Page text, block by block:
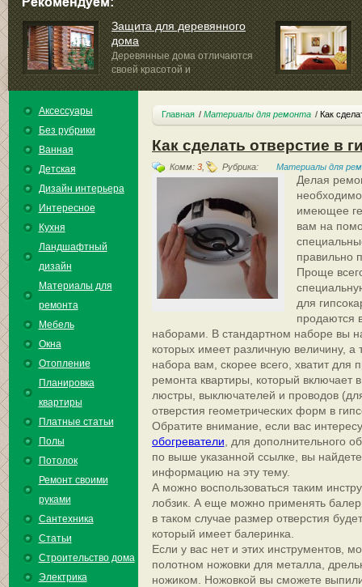
Защита для деревянного
дома
Деревянные дома отличаются
своей красотой и
долговечностью....
Аксессуары
Без рубрики
Ванная
Детская
Дизайн интерьера
Интересное
Кухня
Ландшафтный
дизайн
Материалы для
ремонта
Мебель
Окна
Отопление
Планировка
квартиры
Платные статьи
Полы
Потолок
Ремонт своими
руками
Сантехника
Статьи
Строительство дома
Электрика
Главная Материалы для ремонта Как
Как сделать отверстие в
Комм: 3, Рубрика: Материалы для
Делая
имеющее
вам на
правильно
Проще
для
продаются
наборами. В стандартном наборе вы
которых имеет различную величину, а
набора вам, скорее всего, хватит для
ремонта квартиры, который включает в
люстры, выключателей и проводов
отверстия геометрических форм в
Обратите внимание, если вас
обогреватели , для дополнительного
по выше указанной ссылке, вы
информацию на эту тему.
А можно воспользоваться таким
лобзик. А еще можно применять
в таком случае размер отверстия
который имеет балеринка.
Если у вас нет и этих инструментов,
полотном ножовки для металла,
ножиком. Ножовкой вы сможете